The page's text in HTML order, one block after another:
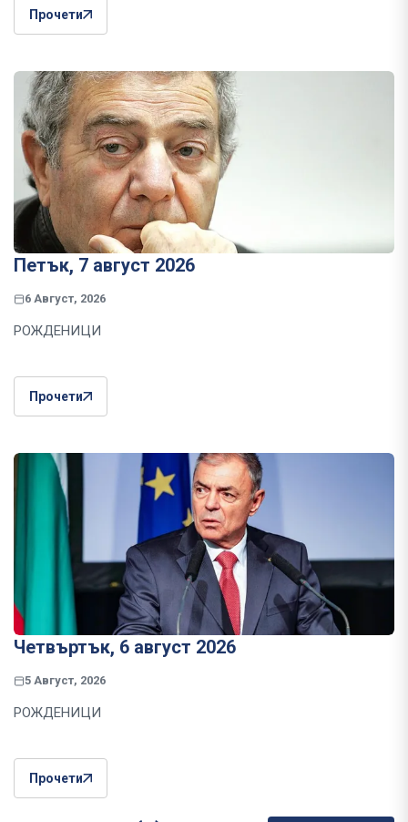
Прочети
Петък, 7 август 2026
6 Август, 2026
РОЖДЕНИЦИ
Прочети
Четвъртък, 6 август 2026
5 Август, 2026
РОЖДЕНИЦИ
Прочети